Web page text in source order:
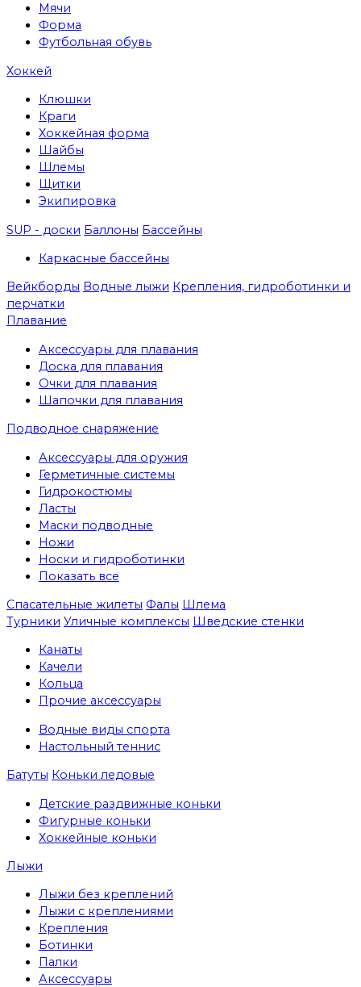
Мячи
Форма
Футбольная обувь
Хоккей
Клюшки
Краги
Хоккейная форма
Шайбы
Шлемы
Щитки
Экипировка
SUP - доски Баллоны Бассейны
Каркасные бассейны
Вейкборды Водные лыжи Крепления, гидроботинки и
перчатки
Плавание
Аксессуары для плавания
Доска для плавания
Очки для плавания
Шапочки для плавания
Подводное снаряжение
Аксессуары для оружия
Герметичные системы
Гидрокостюмы
Ласты
Маски подводные
Ножи
Носки и гидроботинки
Показать все
Спасательные жилеты Фалы Шлема
Турники Уличные комплексы Шведские стенки
Канаты
Качели
Кольца
Прочие аксессуары
Водные виды спорта
Настольный теннис
Батуты Коньки ледовые
Детские раздвижные коньки
Фигурные коньки
Хоккейные коньки
Лыжи
Лыжи без креплений
Лыжи с креплениями
Крепления
Ботинки
Палки
Аксессуары